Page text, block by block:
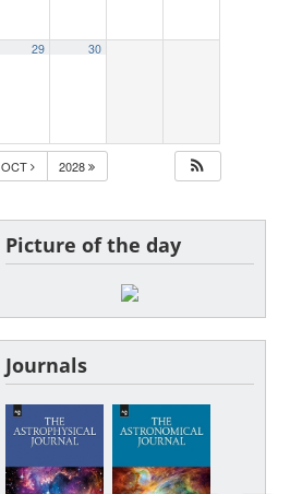
29 30
OCT 2028
Picture of the day
Journals